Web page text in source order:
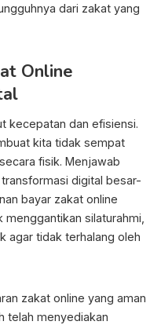
dari zakat yang
Online
kecepatan dan efisiensi.
kita tidak sempat
fisik. Menjawab
digital besar-
bayar zakat online
silaturahmi,
agar tidak terhalang oleh
zakat online yang aman
telah menyediakan